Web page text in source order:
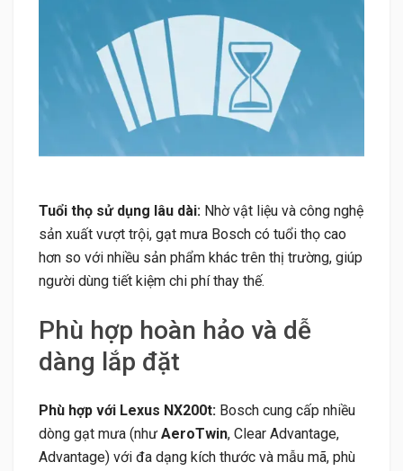
Tuổi thọ sử dụng lâu dài: Nhờ vật liệu và công nghệ
sản xuất vượt trội, gạt mưa Bosch có tuổi thọ cao
hơn so với nhiều sản phẩm khác trên thị trường, giúp
người dùng tiết kiệm chi phí thay thế.
Phù hợp hoàn hảo và dễ
dàng lắp đặt
Phù hợp với Lexus NX200t: Bosch cung cấp nhiều
dòng gạt mưa (như AeroTwin, Clear Advantage,
Advantage) với đa dạng kích thước và mẫu mã, phù